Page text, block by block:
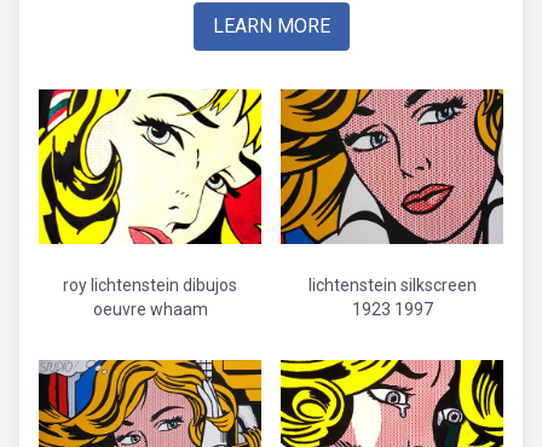
LEARN MORE
roy lichtenstein dibujos
oeuvre whaam
lichtenstein silkscreen
1923 1997